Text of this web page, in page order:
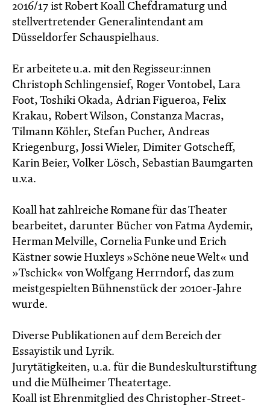
2016/17 ist Robert Koall Chefdramaturg und
stellvertretender Generalintendant am
Düsseldorfer Schauspielhaus.
Er arbeitete u.a. mit den Regisseur:innen
Christoph Schlingensief, Roger Vontobel, Lara
Foot, Toshiki Okada, Adrian Figueroa, Felix
Krakau, Robert Wilson, Constanza Macras,
Tilmann Köhler, Stefan Pucher, Andreas
Kriegenburg, Jossi Wieler, Dimiter Gotscheff,
Karin Beier, Volker Lösch, Sebastian Baumgarten
u.v.a.
Koall hat zahlreiche Romane für das Theater
bearbeitet, darunter Bücher von Fatma Aydemir,
Herman Melville, Cornelia Funke und Erich
Kästner sowie Huxleys »Schöne neue Welt« und
»Tschick« von Wolfgang Herrndorf, das zum
meistgespielten Bühnenstück der 2010er-Jahre
wurde.
Diverse Publikationen auf dem Bereich der
Essayistik und Lyrik.
Jurytätigkeiten, u.a. für die Bundeskulturstiftung
und die Mülheimer Theatertage.
Koall ist Ehrenmitglied des Christopher-Street-